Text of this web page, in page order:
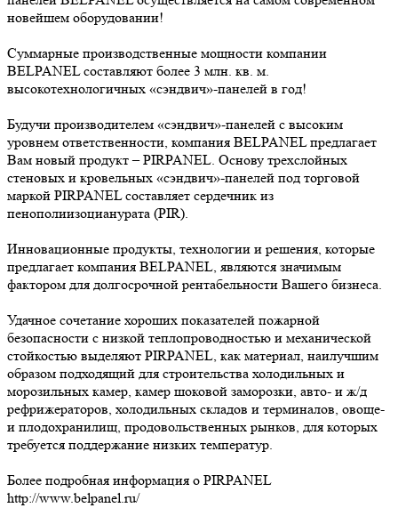
новейшем оборудовании!
Суммарные производственные мощности компании
BELPANEL составляют более 3 млн. кв. м.
высокотехнологичных «сэндвич»-панелей в год!
Будучи производителем «сэндвич»-панелей с высоким
уровнем ответственности, компания BELPANEL предлагает
Вам новый продукт – PIRPANEL. Основу трехслойных
стеновых и кровельных «сэндвич»-панелей под торговой
маркой PIRPANEL составляет сердечник из
пенополиизоцианурата (PIR).
Инновационные продукты, технологии и решения, которые
предлагает компания BELPANEL, являются значимым
фактором для долгосрочной рентабельности Вашего бизнеса.
Удачное сочетание хороших показателей пожарной
безопасности с низкой теплопроводностью и механической
стойкостью выделяют PIRPANEL, как материал, наилучшим
образом подходящий для строительства холодильных и
морозильных камер, камер шоковой заморозки, авто- и ж/д
рефрижераторов, холодильных складов и терминалов, овоще-
и плодохранилищ, продовольственных рынков, для которых
требуется поддержание низких температур.
Более подробная информация о PIRPANEL
http://www.belpanel.ru/